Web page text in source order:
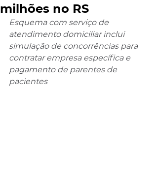
milhões no RS
Esquema com serviço de
atendimento domiciliar inclui
simulação de concorrências para
contratar empresa específica e
pagamento de parentes de
pacientes